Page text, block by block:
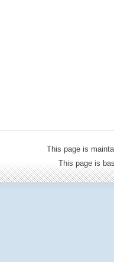
This page is
This page is